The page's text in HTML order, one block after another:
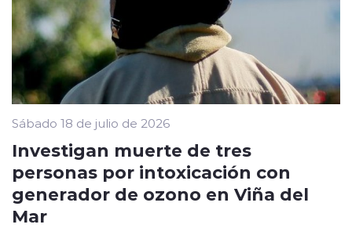
Sábado 18 de julio de 2026
Investigan muerte de tres
personas por intoxicación con
generador de ozono en Viña del
Mar